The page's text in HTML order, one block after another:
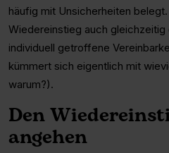
häufig mit Unsicherheiten
Wiedereinstieg auch
individuell getroffene
kümmert sich eigentlich mit
warum?).
Den
angehen